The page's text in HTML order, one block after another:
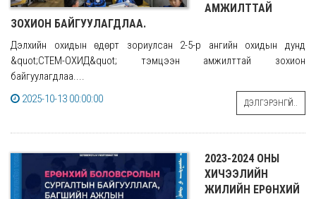
АМЖИЛТТАЙ
ЗОХИОН БАЙГУУЛАГДЛАА.
Дэлхийн охидын өдөрт зориулсан 2-5-р ангийн охидын дунд
&quot;СТЕМ-ОХИД&quot; тэмцээн амжилттай зохион
байгуулагдлаа....
2025-10-13 00:00:00
ДЭЛГЭРЭНГҮЙ..
2023-2024 ОНЫ
ХИЧЭЭЛИЙН
ЖИЛИЙН ЕРӨНХИЙ